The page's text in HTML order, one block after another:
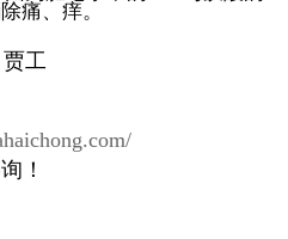
痛、痒。
贾工
！